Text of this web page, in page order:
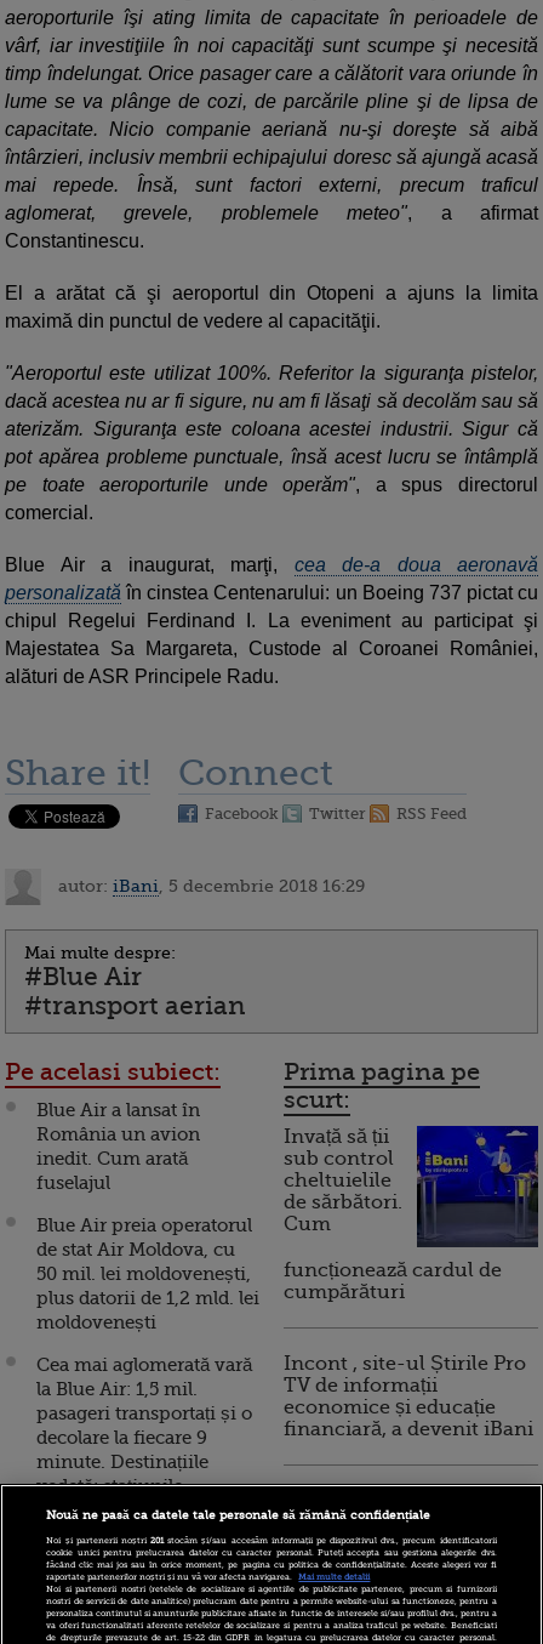
aeroporturile îşi ating limita de capacitate în perioadele de
vârf, iar investiţiile în noi capacităţi sunt scumpe şi necesită
timp îndelungat. Orice pasager care a călătorit vara oriunde în
lume se va plânge de cozi, de parcările pline şi de lipsa de
capacitate. Nicio companie aeriană nu-şi doreşte să aibă
întârzieri, inclusiv membrii echipajului doresc să ajungă acasă
mai repede. Însă, sunt factori externi, precum traficul
aglomerat, grevele, problemele meteo", a afirmat
Constantinescu.
El a arătat că şi aeroportul din Otopeni a ajuns la limita
maximă din punctul de vedere al capacităţii.
"Aeroportul este utilizat 100%. Referitor la siguranţa pistelor,
dacă acestea nu ar fi sigure, nu am fi lăsaţi să decolăm sau să
aterizăm. Siguranţa este coloana acestei industrii. Sigur că
pot apărea probleme punctuale, însă acest lucru se întâmplă
pe toate aeroporturile unde operăm", a spus directorul
comercial.
Blue Air a inaugurat, marţi, cea de-a doua aeronavă
personalizată în cinstea Centenarului: un Boeing 737 pictat cu
chipul Regelui Ferdinand I. La eveniment au participat şi
Majestatea Sa Margareta, Custode al Coroanei României,
alături de ASR Principele Radu.
Share it! Connect
Facebook Twitter RSS Feed
autor: iBani , 5 decembrie 2018 16:29
Mai multe despre:
#Blue Air
#transport aerian
Pe acelasi subiect:
Blue Air a lansat în
România un avion
inedit. Cum arată
fuselajul
Blue Air preia operatorul
de stat Air Moldova, cu
50 mil. lei moldovenești,
plus datorii de 1,2 mld. lei
moldovenești
Cea mai aglomerată vară
la Blue Air: 1,5 mil.
pasageri transportați și o
decolare la fiecare 9
minute. Destinațiile
vedetă: stațiunile
spaniole și insulele
grecești
Pilotul comandant
Marius Puiu îl
înlocuiește pe Gheorghe
Prima pagina pe
scurt:
Invață să ții
sub control
cheltuielile
de sărbători.
Cum
funcționează cardul de
cumpărături
Incont , site-ul Știrile Pro
TV de informații
economice și educație
financiară, a devenit iBani
financiare inteligente
Nouă ne pasă ca datele tale personale să rămână confidențiale
Noi și partenerii noștri201stocăm și/sau accesăm informații pe dispozitivul dvs., precum identificatorii
cookie unici pentru prelucrarea datelor cu caracter personal. Puteți accepta sau gestiona alegerile dvs.
făcând clic mai jos sau în orice moment, pe pagina cu politica de confidențialitate. Aceste alegeri vor fi
raportate partenerilor noștri și nu vă vor afecta navigarea.
Mai multe detalii
Noi si partenerii nostri (retelele de socializare si agentiile de publicitate partenere, precum si furnizorii
nostri de servicii de date analitice) prelucram date pentru a permite website-ului sa functioneze, pentru a
personaliza continutul si anunturile publicitare afisate in functie de interesele si/sau profilul dvs., pentru a
va oferi functionalitati aferente retelelor de socializare si pentru a analiza traficul pe website. Beneficiati
de drepturile prevazute de art. 15-22 din GDPR in legatura cu prelucrarea datelor cu caracter personal.